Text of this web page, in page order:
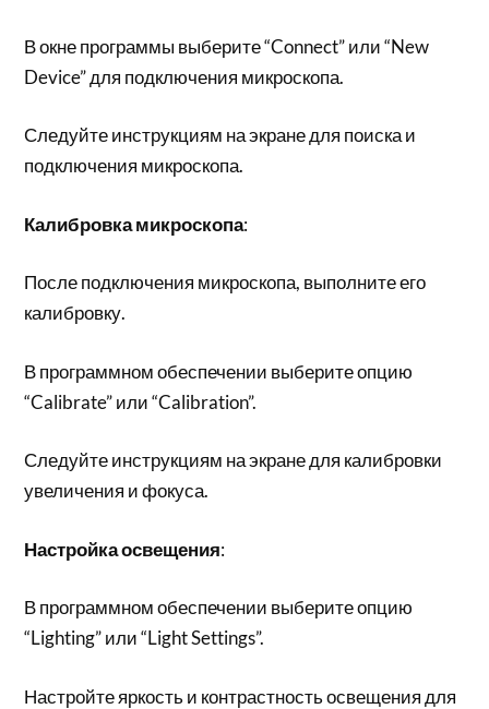
В окне программы выберите “Connect” или “New
Device” для подключения микроскопа.
Следуйте инструкциям на экране для поиска и
подключения микроскопа.
Калибровка микроскопа:
После подключения микроскопа, выполните его
калибровку.
В программном обеспечении выберите опцию
“Calibrate” или “Calibration”.
Следуйте инструкциям на экране для калибровки
увеличения и фокуса.
Настройка освещения:
В программном обеспечении выберите опцию
“Lighting” или “Light Settings”.
Настройте яркость и контрастность освещения для